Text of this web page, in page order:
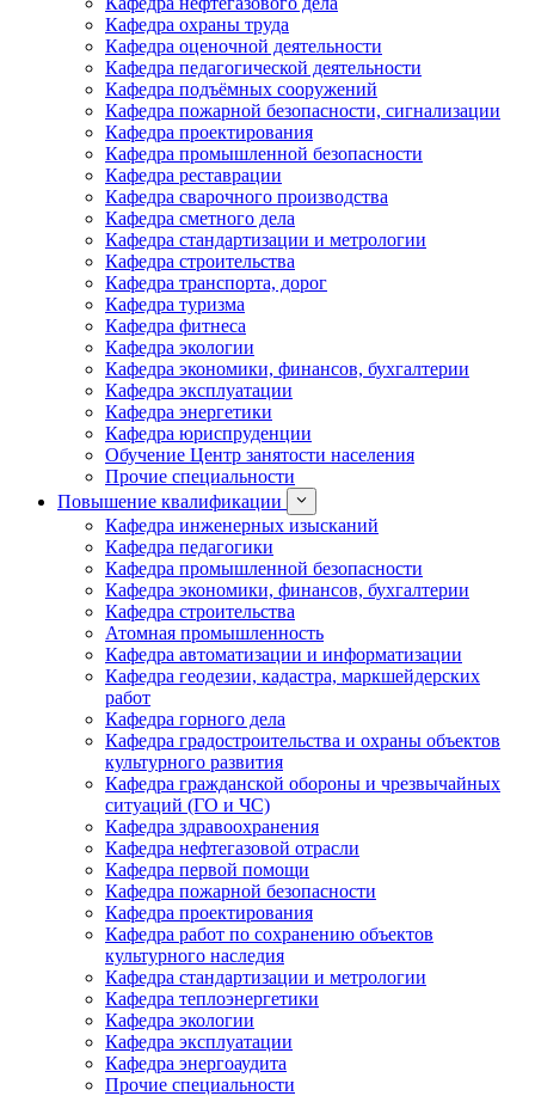
Кафедра охраны труда
Кафедра оценочной деятельности
Кафедра педагогической деятельности
Кафедра подъёмных сооружений
Кафедра пожарной безопасности, сигнализации
Кафедра проектирования
Кафедра промышленной безопасности
Кафедра реставрации
Кафедра сварочного производства
Кафедра сметного дела
Кафедра стандартизации и метрологии
Кафедра строительства
Кафедра транспорта, дорог
Кафедра туризма
Кафедра фитнеса
Кафедра экологии
Кафедра экономики, финансов, бухгалтерии
Кафедра эксплуатации
Кафедра энергетики
Кафедра юриспруденции
Обучение Центр занятости населения
Прочие специальности
Повышение квалификации
Кафедра инженерных изысканий
Кафедра педагогики
Кафедра промышленной безопасности
Кафедра экономики, финансов, бухгалтерии
Кафедра строительства
Атомная промышленность
Кафедра автоматизации и информатизации
Кафедра геодезии, кадастра, маркшейдерских
работ
Кафедра горного дела
Кафедра градостроительства и охраны объектов
культурного развития
Кафедра гражданской обороны и чрезвычайных
ситуаций (ГО и ЧС)
Кафедра здравоохранения
Кафедра нефтегазовой отрасли
Кафедра первой помощи
Кафедра пожарной безопасности
Кафедра проектирования
Кафедра работ по сохранению объектов
культурного наследия
Кафедра стандартизации и метрологии
Кафедра теплоэнергетики
Кафедра экологии
Кафедра эксплуатации
Кафедра энергоаудита
Прочие специальности